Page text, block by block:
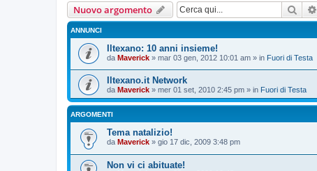
Nuovo argomento Cerca
ANNUNCI
Iltexano: 10 anni insieme!
da Maverick » mar 03 gen, 2012 10:01 am » in Fuori di Testa
Iltexano.it Network
da Maverick » mer 01 set, 2010 2:45 pm » in Fuori di Testa
ARGOMENTI
Tema natalizio!
da Maverick » gio 17 dic, 2009 3:48 pm
Non vi ci abituate!